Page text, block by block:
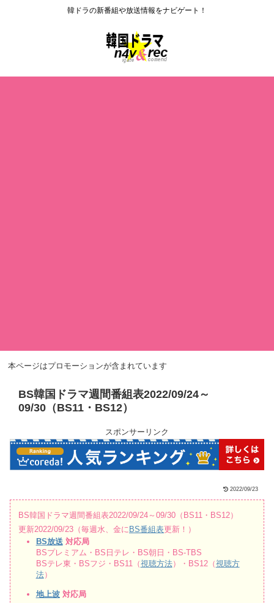
韓ドラの新番組や放送情報をナビゲート！
本ページはプロモーションが含まれています
BS韓国ドラマ週間番組表2022/09/24～
09/30（BS11・BS12）
スポンサーリンク
2022/09/23
BS韓国ドラマ週間番組表2022/09/24～09/30（BS11・BS12）
更新2022/09/23（毎週水、金に BS番組表更新！）
BS放送 対応局
BSプレミアム・BS日テレ・BS朝日・BS-TBS
BSテレ東・BSフジ・BS11（視聴方法）・BS12（視聴方
法）
地上波対応局